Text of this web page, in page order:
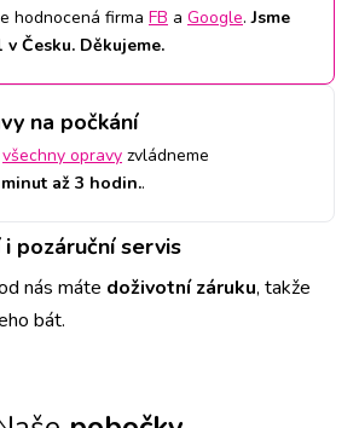
hodnocená firma FB a Google.Jsme
v Česku. Děkujeme.
na počkání
všechny opravy zvládneme
až 3 hodin..
i pozáruční servis
nás máte doživotní záruku, takže
bát.